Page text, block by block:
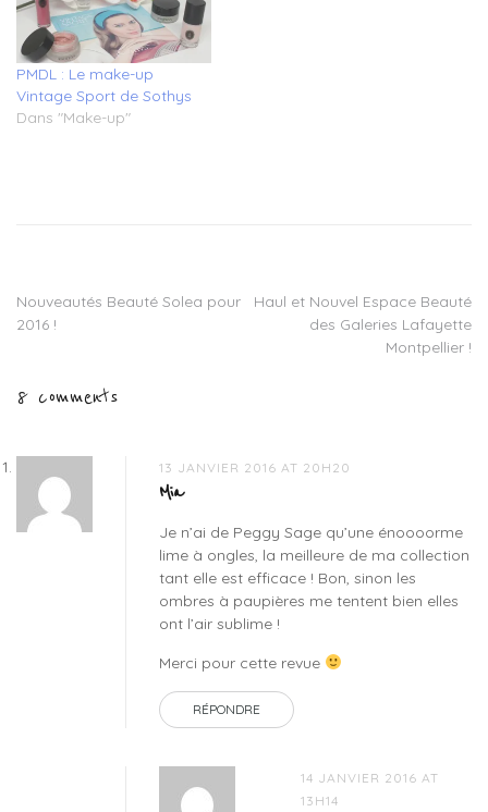
PMDL : Le make-up
Vintage Sport de Sothys
Dans "Make-up"
waterproof,
make
sage,
ombre
paupieres
Navigation
l’article
Nouveautés Beauté Solea pour
2016 !
Haul et Nouvel Espace Beauté
des Galeries Lafayette
Montpellier !
8 comments
13 JANVIER 2016 AT 20H20
Mia
Je n’ai de Peggy Sage qu’une énoooorme
lime à ongles, la meilleure de ma collection
tant elle est efficace ! Bon, sinon les
ombres à paupières me tentent bien elles
ont l’air sublime !
Merci pour cette revue
RÉPONDRE
14 JANVIER 2016 AT
13H14